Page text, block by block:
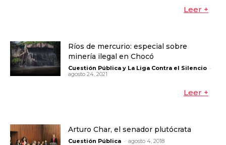
Leer +
Ríos de mercurio: especial sobre
minería ilegal en Chocó
Cuestión Pública y La Liga Contra el Silencio -
agosto 24, 2021
Leer +
Arturo Char, el senador plutócrata
Cuestión Pública - agosto 4, 2018